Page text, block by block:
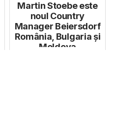
Martin Stoebe este
noul Country
Manager Beiersdorf
România, Bulgaria și
Moldova